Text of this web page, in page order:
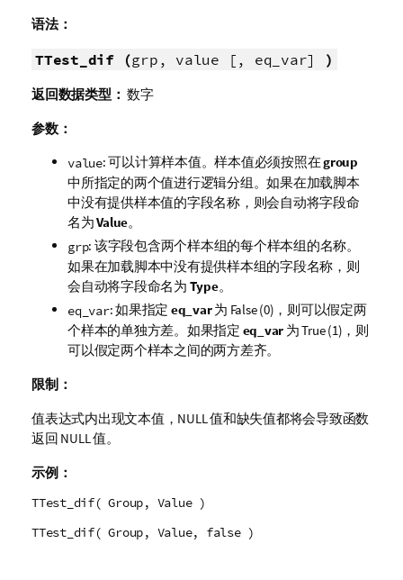
语法：
TTest_dif (grp, value [, eq_var] )
返回数据类型： 数字
参数：
value: 可以计算样本值。样本值必须按照在group
中所指定的两个值进行逻辑分组。如果在加载脚本
中没有提供样本值的字段名称，则会自动将字段命
名为Value。
grp: 该字段包含两个样本组的每个样本组的名称。
如果在加载脚本中没有提供样本组的字段名称，则
会自动将字段命名为 Type。
eq_var: 如果指定 eq_var为 False(0)，则可以假定两
个样本的单独方差。如果指定 eq_var 为True(1)，则
可以假定两个样本之间的两方差齐。
限制：
值表达式内出现文本值， NULL 值和缺失值都将会导致函数
返回 NULL 值。
示例：
TTest_dif( Group, Value )
TTest_dif( Group, Value, false )